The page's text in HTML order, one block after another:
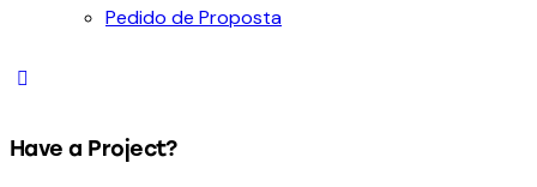
Pedido de Proposta
Have a Project?